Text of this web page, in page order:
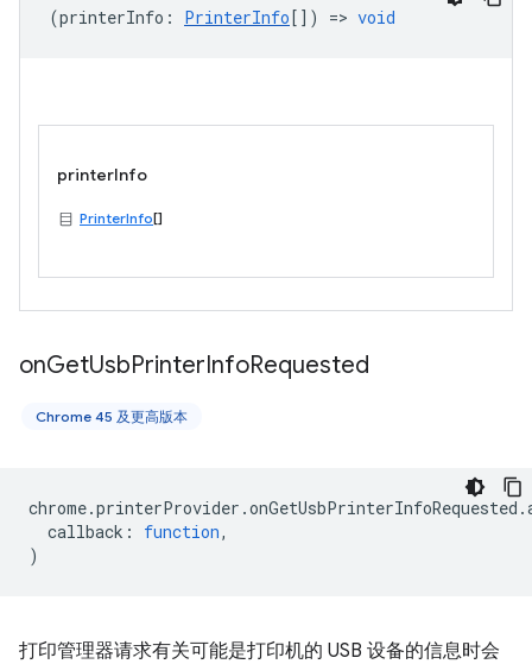
(printerInfo : PrinterInfo[]) => void
printerInfo
PrinterInfo[]
onGetUsbPrinterInfoRequested
Chrome 45 及更高版本
chrome.printerProvider .onGetUsbPrinterInfoRequested .
callback : function,
)
打印管理器请求有关可能是打印机的 USB 设备的信息时会